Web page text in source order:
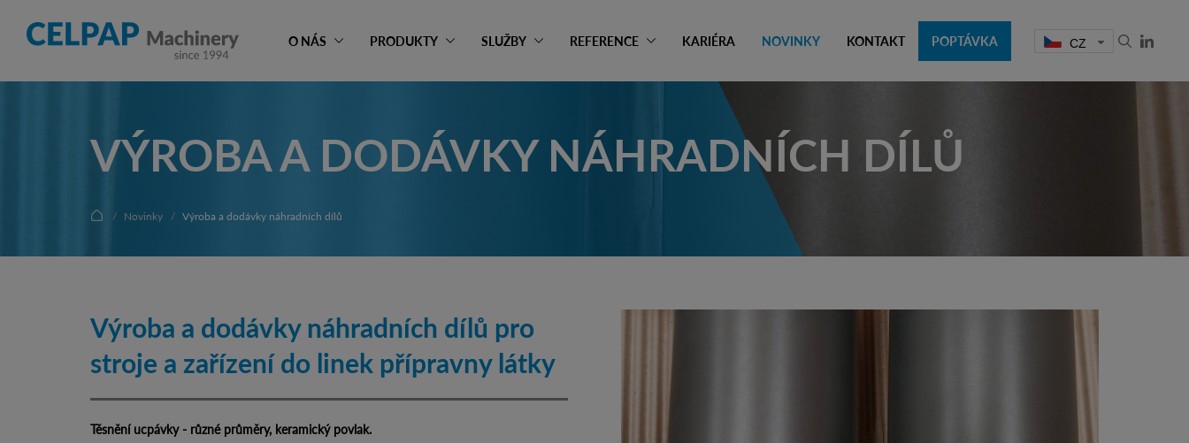
O NÁS PRODUKTY SLUŽBY REFERENCE KARIÉRA NOVINKY KONTAKT POPTÁVKA CZ
VÝROBA A DODÁVKY NÁHRADNÍCH DÍLŮ
Novinky Výroba a dodávky náhradních dílů
Výroba a dodávky náhradních dílů pro
stroje a zařízení do linek přípravny látky
Těsnění ucpávky - různé průměry, keramický povlak.